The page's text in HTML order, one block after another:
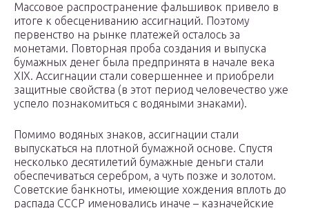
Массовое распространение фальшивок привело в
итоге к обесцениванию ассигнаций. Поэтому
первенство на рынке платежей осталось за
монетами. Повторная проба создания и выпуска
бумажных денег была предпринята в начале века
XIX. Ассигнации стали совершеннее и приобрели
защитные свойства (в этот период человечество уже
успело познакомиться с водяными знаками).
Помимо водяных знаков, ассигнации стали
выпускаться на плотной бумажной основе. Спустя
несколько десятилетий бумажные деньги стали
обеспечиваться серебром, а чуть позже и золотом.
Советские банкноты, имеющие хождения вплоть до
распада СССР именовались иначе – казначейские